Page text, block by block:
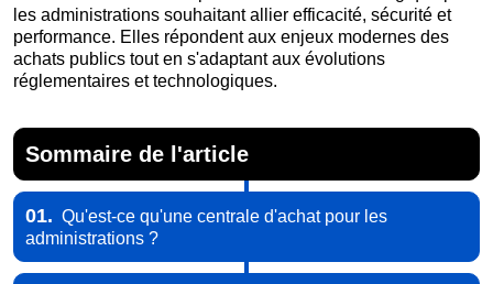
les administrations souhaitant allier efficacité, sécurité et
performance. Elles répondent aux enjeux modernes des
achats publics tout en s'adaptant aux évolutions
réglementaires et technologiques.
Sommaire de l'article
01. Qu'est-ce qu'une centrale d'achat pour les
administrations ?